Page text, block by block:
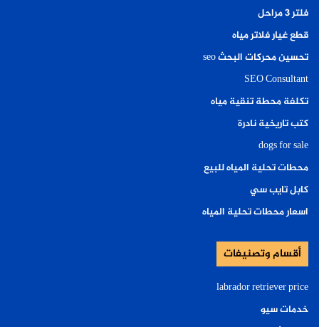
فلتر ٣ مراحل
قطع غيار فلاتر مياه
تحسين محركات البحث seo
SEO Consultant
تكلفة محطة تنقية مياه
كتب تاريخية نادرة
dogs for sale
محطات تحلية المياه للبيع
كابل تايب سي
اسعار محطات تحلية المياه
أقسام وتصنيفات
labrador retriever price
خدمات سيو